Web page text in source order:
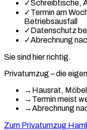
✓Schreibtische,
✓Termin am
Betriebsausfall
✓Datenschutz
✓Abrechnung
Sie sind hier richtig.
Privatumzug – die
→ Hausrat,
→ Termin meist
→Abrechnung
Zum Privatumzug